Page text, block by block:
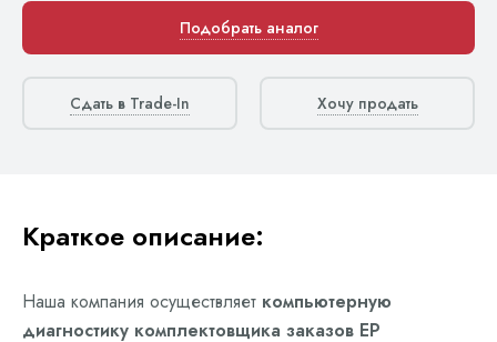
Подобрать аналог
Сдать в Trade-In Хочу продать
Краткое описание:
Наша компания осуществляет компьютерную
диагностику комплектовщика заказов EP